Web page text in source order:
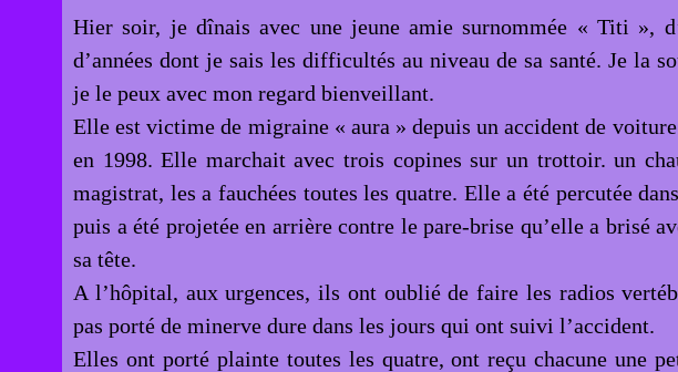
Hier soir, je dînais avec une jeune amie surnommée « Titi »,
d’années dont je sais les difficultés au niveau de sa santé. Je la
je le peux avec mon regard bienveillant.
Elle est victime de migraine « aura » depuis un accident de
en 1998. Elle marchait avec trois copines sur un trottoir. un
magistrat, les a fauchées toutes les quatre. Elle a été percutée
puis a été projetée en arrière contre le pare-brise qu’elle a brisé
sa tête.
A l’hôpital, aux urgences, ils ont oublié de faire les radios
pas porté de minerve dure dans les jours qui ont suivi l’accident.
Elles ont porté plainte toutes les quatre, ont reçu chacune une